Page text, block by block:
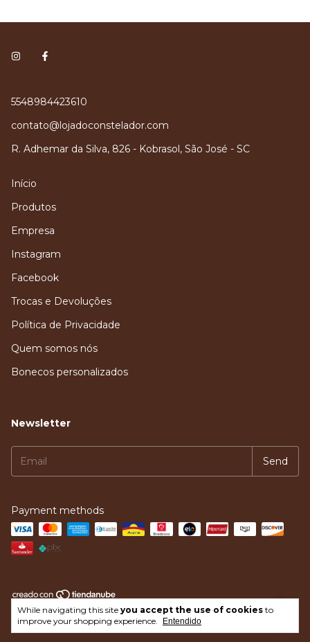
While navigating this site you accept the use of cookies to
improve your shopping experience.
Entendido
5548984423610
contato@lojadoconstelador.com
R. Adhemar da Silva, 826 - Kobrasol, São José - SC
Início
Produtos
Empresa
Instagram
Facebook
Trocas e Devoluções
Política de Privacidade
Quem somos nós
Bonecos personalizados
Newsletter
Payment methods
Copyright Loja do Constelador - 2026. All rights reserved.